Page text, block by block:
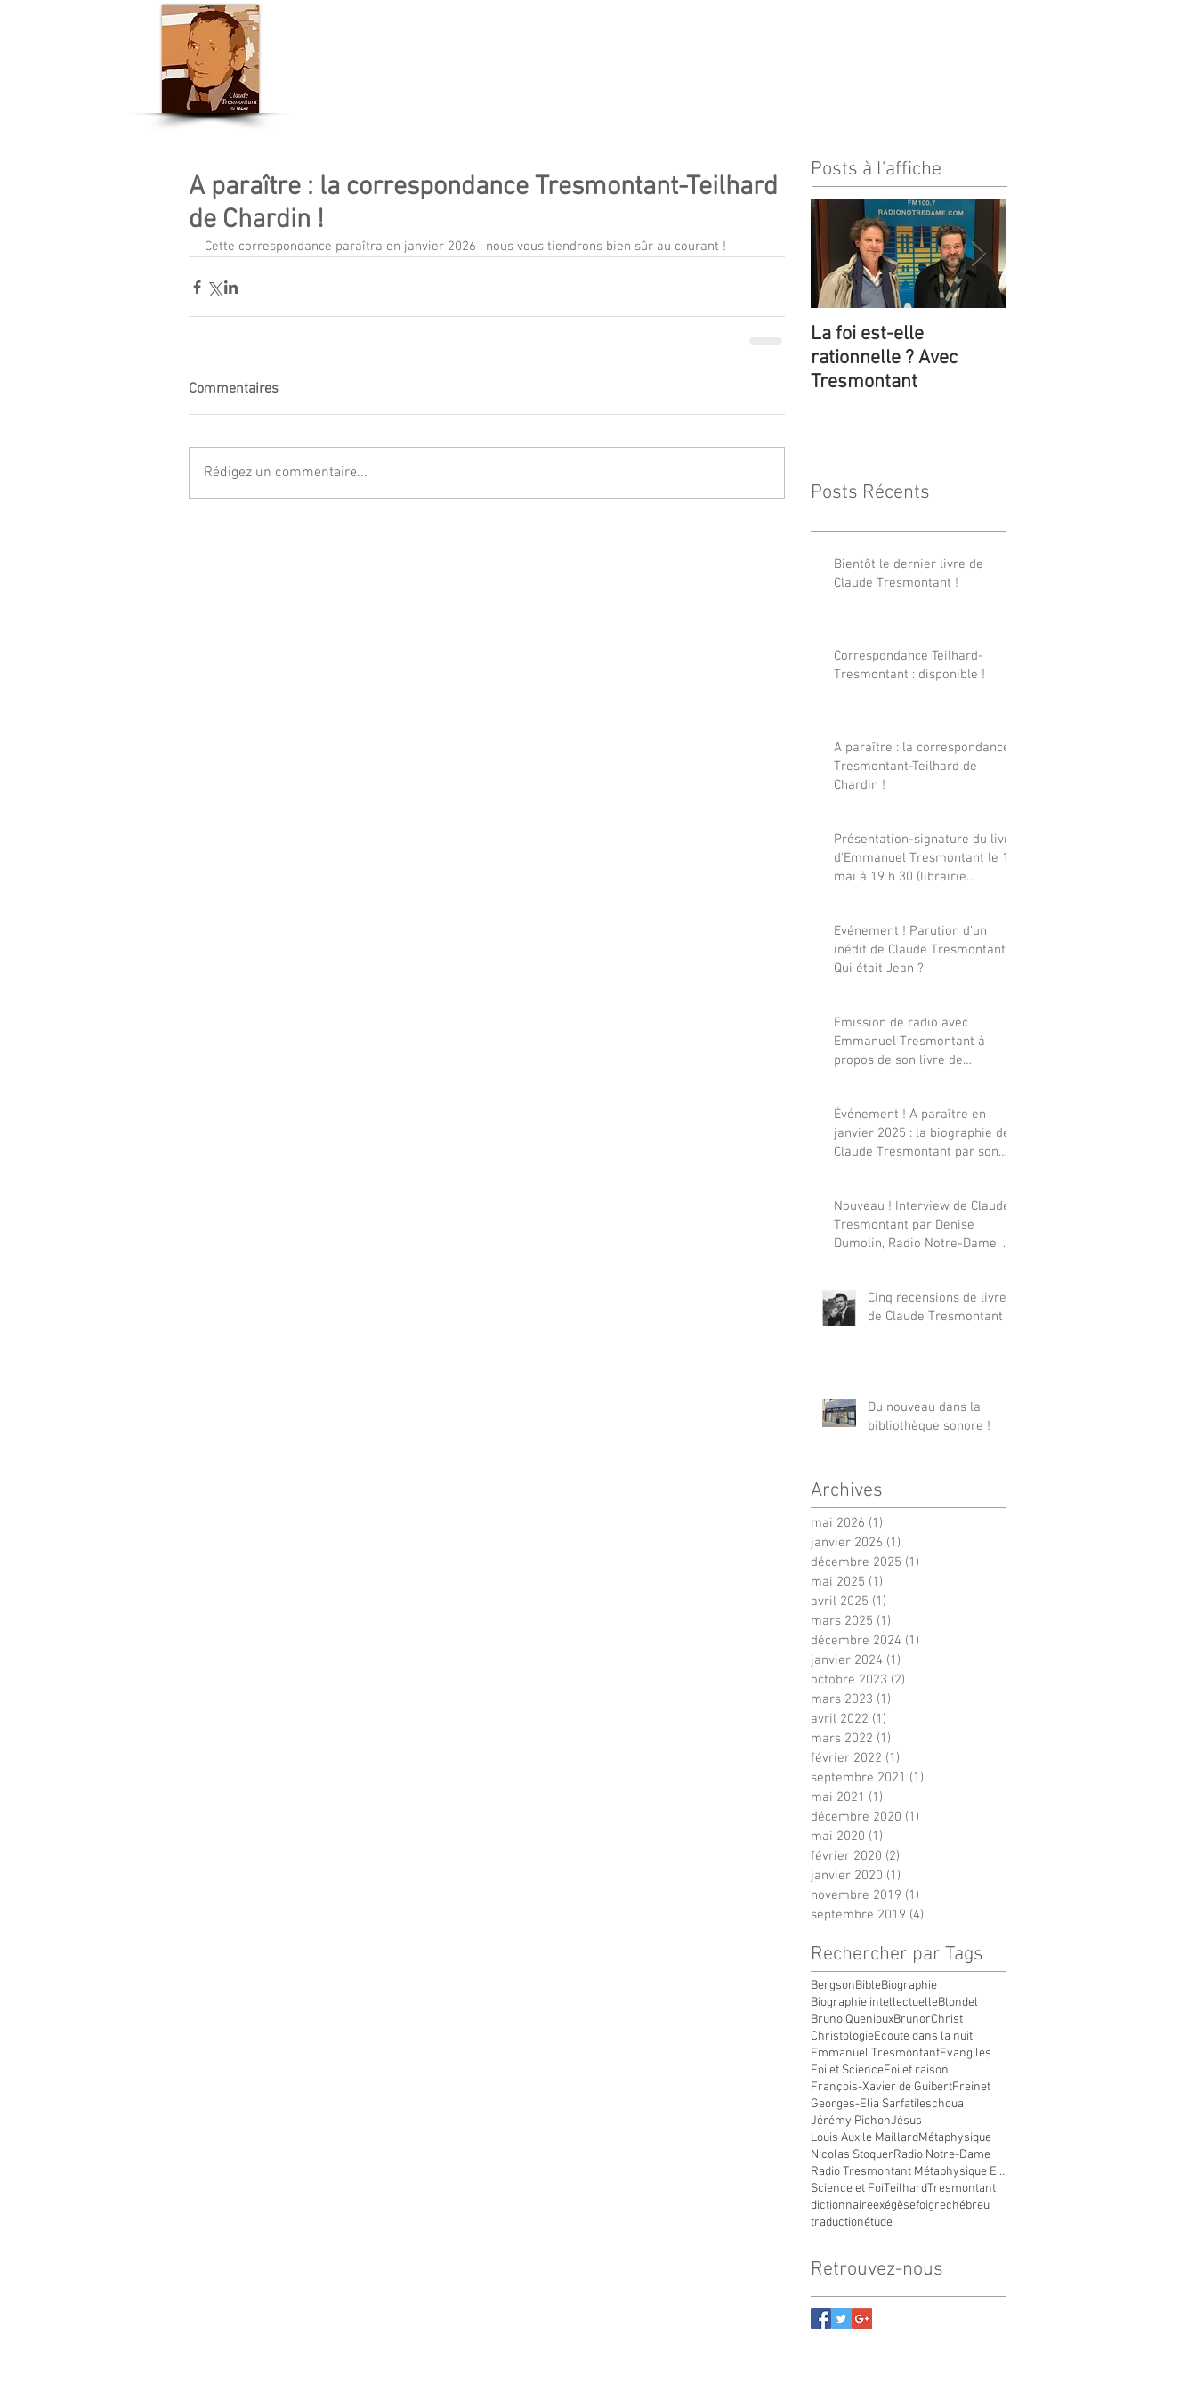
A paraître : la correspondance Tresmontant-Teilhard
de Chardin !
Cette correspondance paraîtra en janvier 2026 : nous vous tiendrons bien sûr au courant !
Commentaires
Rédigez un commentaire...
Posts à l'affiche
La foi est-elle
rationnelle ? Avec
Tresmontant
Posts Récents
Bientôt le dernier livre de
Claude Tresmontant !
Correspondance Teilhard-
Tresmontant : disponible !
A paraître : la correspondance
Tresmontant-Teilhard de
Chardin !
Présentation-signature du livre
d'Emmanuel Tresmontant le 15
mai à 19 h 30 (librairie
Evénement ! Parution d'un
inédit de Claude Tresmontant :
Qui était Jean ?
Emission de radio avec
Emmanuel Tresmontant à
propos de son livre de
Événement ! A paraître en
janvier 2025 : la biographie de
Claude Tresmontant par son
Nouveau ! Interview de Claude
Tresmontant par Denise
Dumolin, Radio Notre-Dame, 24
Cinq recensions de livres
de Claude Tresmontant !
Du nouveau dans la
bibliothèque sonore !
Archives
mai 2026 (1)
janvier 2026 (1)
décembre 2025 (1)
mai 2025 (1)
avril 2025 (1)
mars 2025 (1)
décembre 2024 (1)
janvier 2024 (1)
octobre 2023 (2)
mars 2023 (1)
avril 2022 (1)
mars 2022 (1)
février 2022 (1)
septembre 2021 (1)
mai 2021 (1)
décembre 2020 (1)
mai 2020 (1)
février 2020 (2)
janvier 2020 (1)
novembre 2019 (1)
septembre 2019 (4)
Rechercher par Tags
BergsonBibleBiographie
Biographie intellectuelleBlondel
Bruno QueniouxBrunorChrist
ChristologieEcoute dans la nuit
Emmanuel TresmontantEvangiles
Foi et ScienceFoi et raison
François-Xavier de GuibertFreinet
Georges-Elia SarfatiIeschoua
Jérémy PichonJésus
Louis Auxile MaillardMétaphysique
Nicolas StoquerRadio Notre-Dame
Radio Tresmontant Métaphysique Exegèse
Science et FoiTeilhardTresmontant
dictionnaireexégèsefoigrechébreu
traductionétude
Retrouvez-nous